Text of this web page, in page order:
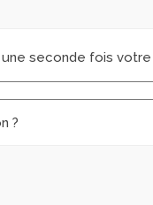
une seconde fois
?